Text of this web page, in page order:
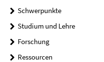
Schwerpunkte
Studium und Lehre
Forschung
Ressourcen